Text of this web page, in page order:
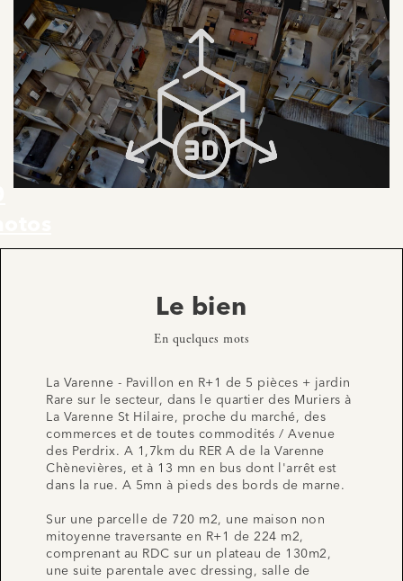
Le bien
En quelques mots
La Varenne - Pavillon en R+1 de 5 pièces + jardin
Rare sur le secteur, dans le quartier des Muriers à
La Varenne St Hilaire, proche du marché, des
commerces et de toutes commodités / Avenue
des Perdrix. A 1,7km du RER A de la Varenne
Chènevières, et à 13 mn en bus dont l'arrêt est
dans la rue. A 5mn à pieds des bords de marne.
Sur une parcelle de 720 m2, une maison non
mitoyenne traversante en R+1 de 224 m2,
comprenant au RDC sur un plateau de 130m2,
une suite parentale avec dressing, salle de